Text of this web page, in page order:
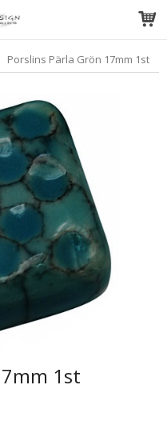
i varukorgen
Porslins Pärla Grön 17mm 1st
1st